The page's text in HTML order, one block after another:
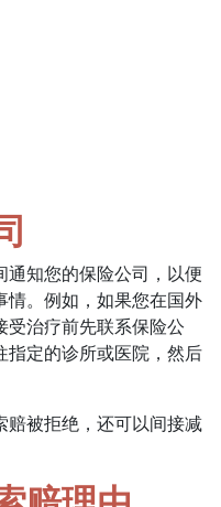
知您的保险公司，以便
情。例如，如果您在国外
治疗前先联系保险公
指定的诊所或医院，然后
赔被拒绝，还可以间接减